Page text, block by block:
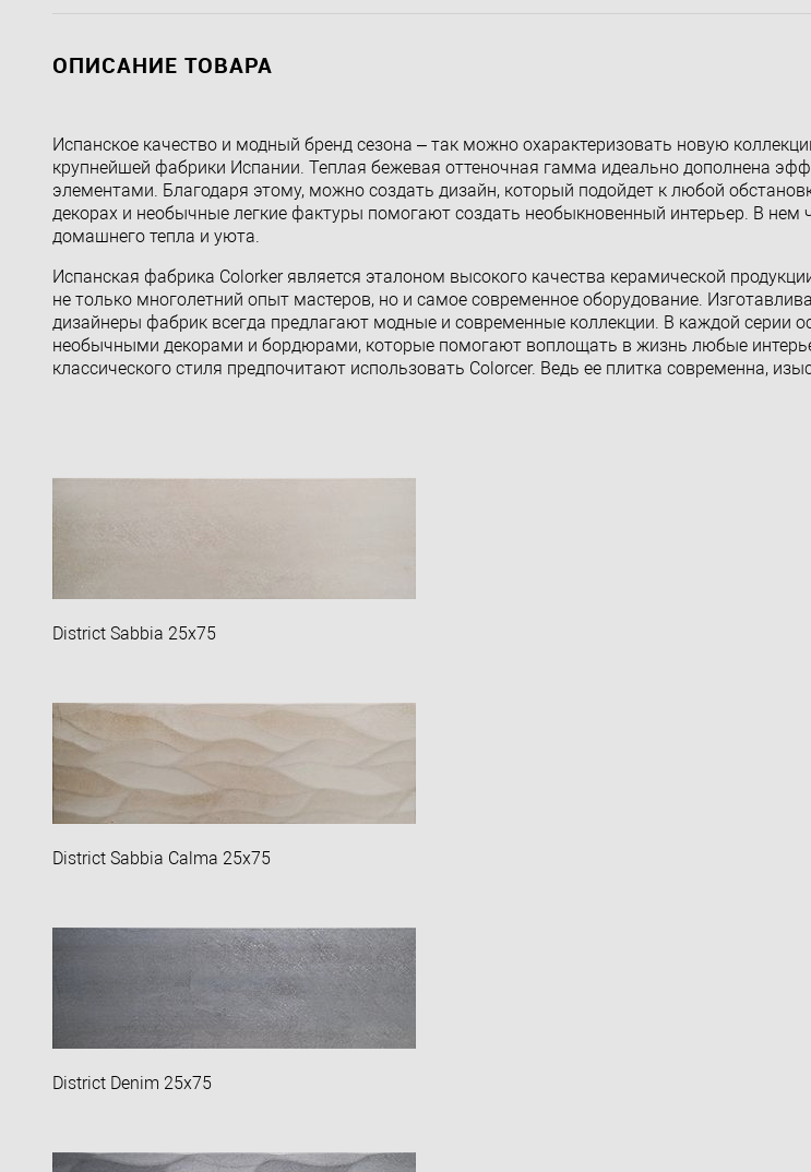
ОПИСАНИЕ ТОВАРА
Испанское качество и модный бренд сезона – так можно охарактеризовать новую
крупнейшей фабрики Испании. Теплая бежевая оттеночная гамма идеально дополнена
элементами. Благодаря этому, можно создать дизайн, который подойдет к любой
декорах и необычные легкие фактуры помогают создать необыкновенный интерьер. В нем
домашнего тепла и уюта.
Испанская фабрика Colorker является эталоном высокого качества керамической
не только многолетний опыт мастеров, но и самое современное оборудование.
дизайнеры фабрик всегда предлагают модные и современные коллекции. В каждой серии
необычными декорами и бордюрами, которые помогают воплощать в жизнь любые
классического стиля предпочитают использовать Colorcer. Ведь ее плитка современна,
District Sabbia 25x75
District Sabbia Calma 25x75
District Denim 25x75